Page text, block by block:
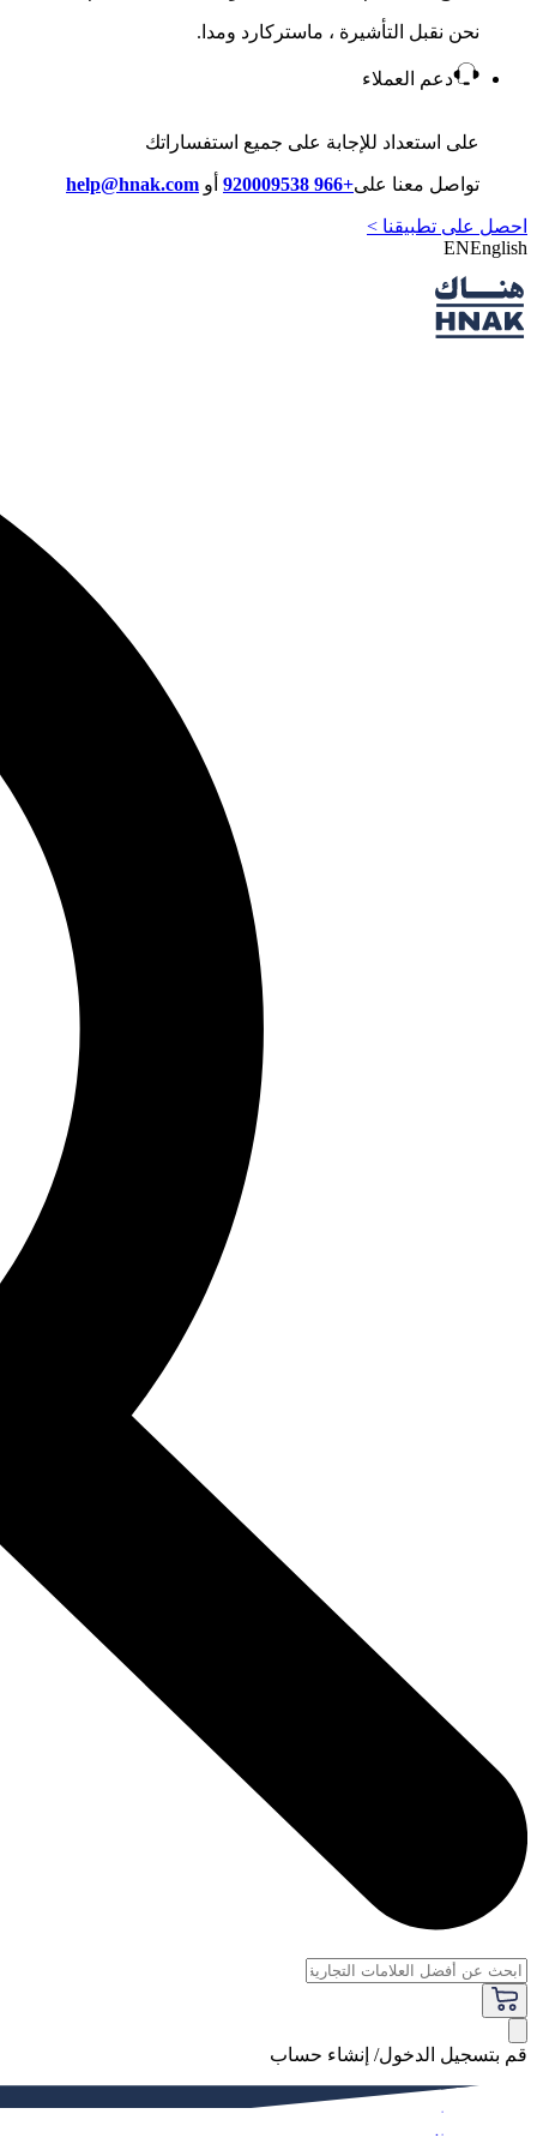
نحن نقبل التأشيرة ، ماستركارد ومدا.
دعم العملاء
على استعداد للإجابة على جميع استفساراتك
تواصل معنا على+966 920009538 أو help@hnak.com
احصل على تطبيقنا >
ENEnglish
قم بتسجيل الدخول/ إنشاء حساب
فاخر
النساء
الرجال